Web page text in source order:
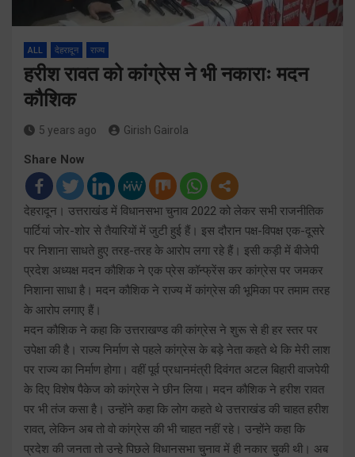
ALL देहरादून राज्य
हरीश रावत को कांग्रेस ने भी नकाराः मदन
कौशिक
5 years ago Girish Gairola
Share Now
देहरादून। उत्तराखंड में विधानसभा चुनाव 2022 को लेकर सभी राजनीतिक
पार्टियां जोर-शोर से तैयारियों में जुटी हुई हैं। इस दौरान पक्ष-विपक्ष एक-दूसरे
पर निशाना साधते हुए तरह-तरह के आरोप लगा रहे हैं। इसी कड़ी में बीजेपी
प्रदेश अध्यक्ष मदन कौशिक ने एक प्रेस कॉन्फ्रेंस कर कांग्रेस पर जमकर
निशाना साधा है। मदन कौशिक ने राज्य में कांग्रेस की भूमिका पर तमाम तरह
के आरोप लगाए हैं।
मदन कौशिक ने कहा कि उत्तराखण्ड की कांग्रेस ने शुरू से ही हर स्तर पर
उपेक्षा की है। राज्य निर्माण से पहले कांग्रेस के बड़े नेता कहते थे कि मेरी लाश
पर राज्य का निर्माण होगा। वहीं पूर्व प्रधानमंत्री दिवंगत अटल बिहारी वाजपेयी
के दिए विशेष पैकेज को कांग्रेस ने छीन लिया। मदन कौशिक ने हरीश रावत
पर भी तंज कसा है। उन्होंने कहा कि लोग कहते थे उत्तराखंड की चाहत हरीश
रावत, लेकिन अब तो वो कांग्रेस की भी चाहत नहीं रहे। उन्होंने कहा कि
प्रदेश की जनता तो उन्हे पिछले विधानसभा चुनाव में ही नकार चुकी थी। अब